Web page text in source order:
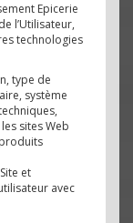
Epicerie
l’Utilisateur,
technologies
type de
système
sites Web
et
avec